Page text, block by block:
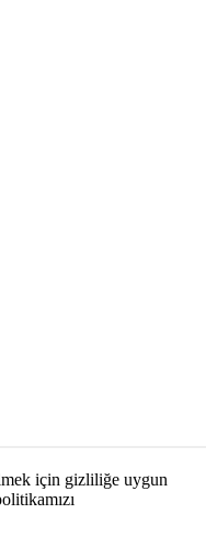
için gizliliğe uygun